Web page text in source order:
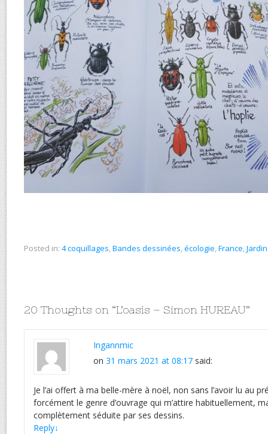
Posted in: 4 coquillages,Bandes dessinées,écologie,France,Jardin
20 Thoughts on “L’oasis – Simon HUREAU”
Ingannmic
on 31 mars 2021 at 08:17 said:
Je l’ai offert à ma belle-mère à noël, non sans l’avoir lu au
forcément le genre d’ouvrage qui m’attire habituellement,
complètement séduite par ses dessins.
Reply↓